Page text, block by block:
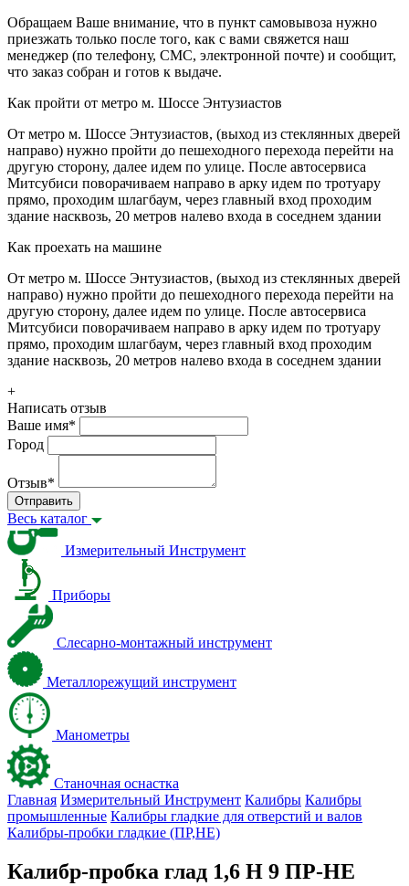
Обращаем Ваше внимание, что в пункт самовывоза нужно
приезжать только после того, как с вами свяжется наш
менеджер (по телефону, СМС, электронной почте) и сообщит,
что заказ собран и готов к выдаче.
Как пройти от метро м. Шоссе Энтузиастов
От метро м. Шоссе Энтузиастов, (выход из стеклянных дверей
направо) нужно пройти до пешеходного перехода перейти на
другую сторону, далее идем по улице. После автосервиса
Митсубиси поворачиваем направо в арку идем по тротуару
прямо, проходим шлагбаум, через главный вход проходим
здание насквозь, 20 метров налево входа в соседнем здании
Как проехать на машине
От метро м. Шоссе Энтузиастов, (выход из стеклянных дверей
направо) нужно пройти до пешеходного перехода перейти на
другую сторону, далее идем по улице. После автосервиса
Митсубиси поворачиваем направо в арку идем по тротуару
прямо, проходим шлагбаум, через главный вход проходим
здание насквозь, 20 метров налево входа в соседнем здании
+
Написать отзыв
Ваше имя*
Город
Отзыв*
Отправить
Весь каталог
Измерительный Инструмент
Приборы
Слесарно-монтажный инструмент
Металлорежущий инструмент
Манометры
Станочная оснастка
Главная Измерительный Инструмент Калибры Калибры
промышленные Калибры гладкие для отверстий и валов
Калибры-пробки гладкие (ПР,НЕ)
Калибр-пробка глад 1,6 H 9 ПР-НЕ